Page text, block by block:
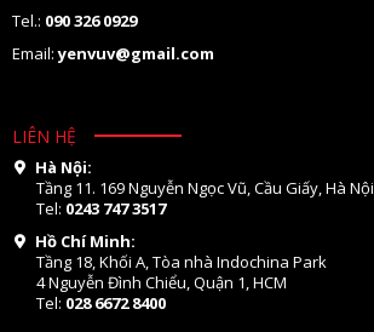
Tel.: 090 326 0929
Email:yenvuv@gmail.com
LIÊN HỆ
Hà Nội:
Tầng 11. 169 Nguyễn Ngọc Vũ, Cầu Giấy, Hà Nội
Tel: 0243 747 3517
Hồ Chí Minh:
Tầng 18, Khối A, Tòa nhà Indochina Park
4 Nguyễn Đình Chiểu, Quận 1, HCM
Tel: 028 6672 8400